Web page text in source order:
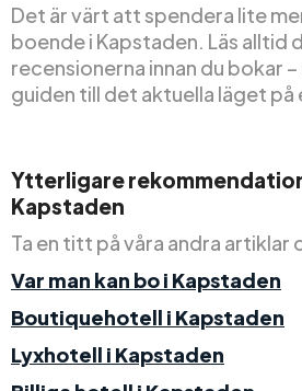
Det är värt att spendera lite
boende i Kapstaden. Läs alltid
recensionerna innan du bokar
guiden till det aktuella läget
Ytterligare
Kapstaden
Ta en titt på våra andra artiklar
Var man kan bo i Kapstaden
Boutiquehotell i Kapstaden
Lyxhotell i Kapstaden